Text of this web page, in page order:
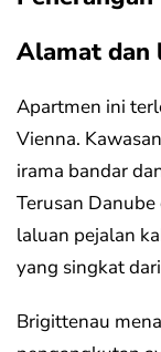
Alamat dan
Apartmen ini
Vienna.
irama bandar
Terusan
laluan pejalan
yang singkat
Brigittenau